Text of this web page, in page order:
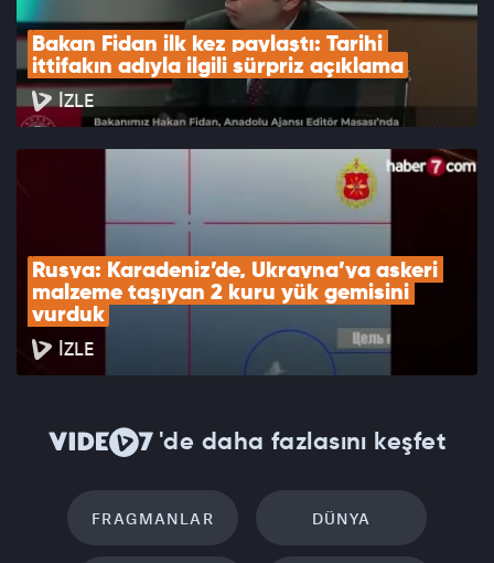
Bakan Fidan ilk kez paylaştı: Tarihi
ittifakın adıyla ilgili sürpriz açıklama
İZLE
Rusya: Karadeniz’de, Ukrayna’ya askeri
malzeme taşıyan 2 kuru yük gemisini
vurduk
İZLE
'de daha fazlasını keşfet
FRAGMANLAR DÜNYA